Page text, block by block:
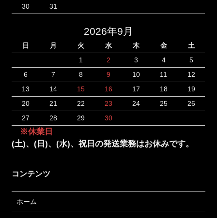
30
31
2026年9月
日 月 火 水 木 金
土
1
2 3 4
5
6
7 8 9 10 11
12
13
14 15 16 17 18
19
20
21 22 23 24 25
26
27
28 29 30
※休業日
(土)、(日)、(水)、祝日の発送業務はお休みです。
コンテンツ
ホーム